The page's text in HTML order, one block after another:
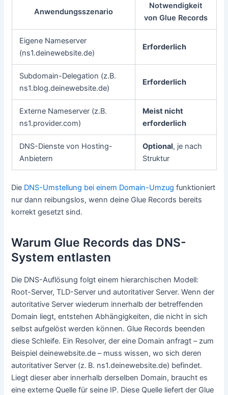
Anwendungsszenario
Notwendigkeit
von Glue Records
Eigene Nameserver
(ns1.deinewebsite.de)
Erforderlich
Subdomain-Delegation (z.B.
ns1.blog.deinewebsite.de)
Erforderlich
Externe Nameserver (z.B.
ns1.provider.com)
Meist nicht
erforderlich
DNS-Dienste von Hosting-
Anbietern
Optional, je nach
Struktur
Die DNS-Umstellung bei einem Domain-Umzug funktioniert
nur dann reibungslos, wenn deine Glue Records bereits
korrekt gesetzt sind.
Warum Glue Records das DNS-
System entlasten
Die DNS-Auflösung folgt einem hierarchischen Modell:
Root-Server, TLD-Server und autoritativer Server. Wenn der
autoritative Server wiederum innerhalb der betreffenden
Domain liegt, entstehen Abhängigkeiten, die nicht in sich
selbst aufgelöst werden können. Glue Records beenden
diese Schleife. Ein Resolver, der eine Domain anfragt – zum
Beispiel deinewebsite.de – muss wissen, wo sich deren
autoritativer Server (z. B. ns1.deinewebsite.de) befindet.
Liegt dieser aber innerhalb derselben Domain, braucht es
eine externe Quelle für seine IP. Diese Quelle liefert der Glue